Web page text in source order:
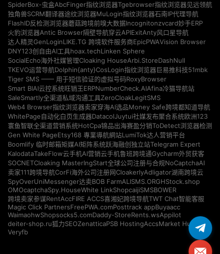
SpiderBox-虫盒AbcFinger指纹浏览器Tgebrowser指纹浏览器见远领航
独角兽SCRM翻译器途纹浏览器MuLogin指纹浏览器石南IP代理导航
FlashID反检测浏览器蘑菇跨境前嗅大数据Incognitonzvcard妙手ERP
火豹浏览器Antic Browser隔壁导航穿云APIExitAnty风口星导航
达人精灵GenLoginLIKE.TG 跨境软件服务商EpicPWAVision Browser
DNY123创自由AI工具hoax.techLinken Sphere
SocialEcho海外社媒管理Cloaking HouseArbi.StoreDashNull
TKEVO运营导航Dolphin{anty}CosLogin指纹浏览器巨易推科技51mbk
Tiger SMS —— 用于短信验证的虚拟号码RoxyBrowser
Smart BIAI云控系统旺销王ERPNumberCheck.AIAfina冷猫导航站
SaleSmartly全渠道私域沟通工具ZeroCloakLegitSMS
Web4 Browser指纹浏览器卖家穿海AI选品Money Safe跨境都知道导航
WhitePage自动化白页生成器DatacolJuytui社媒发布聚合系统欧洲123
寰鱼智联全渠道营销系统HotCpa锦品出海赛盈分销ToDetect浏览器检测
Gen White PageEtsy168 專業導航網站LumiTok达人营销平台
Boomlify 临时邮箱矩媒AI矩阵系统跃海融创独立站Telegram Expert
KalodataTakeFlow云手机AI营销云手机鲁班跨境通Gycharm外贸获客
SOCNETCloaking MasterIngStart全球公司注册与合规NoCaptchaAI
卖家111跨境导航CorFi海外公司注册网CloakerlyAdligator湖南跨境云
SpyOverUniMessenger达卖BOB FarmALISMS.ORGHStock.shop
OMOcaptchaSpy.HouseWhite LinkShopcaijiSMSBOWER
跨境卖家参谋RentAccFIRE ACCS喜湘妃跨境导航TWT Chat智能客服
Magic Click PartnersFreePWA.comPosttrack appBuyaacc
WaimaohwShopsocks5.comDaddy-StoreRents.wsAppilot
deiter-shop.ru狐力SEOZenatticaPSB HostingAccsMarket Hub
Veryfb